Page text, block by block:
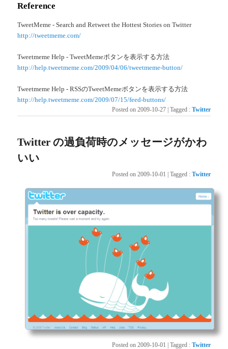
Reference
TweetMeme - Search and Retweet the Hottest Stories on Twitter
http://tweetmeme.com/
Tweetmeme Help - TweetMemeボタンを表示する方法
http://help.tweetmeme.com/2009/04/06/tweetmeme-button/
Tweetmeme Help - RSSのTweetMemeボタンを表示する方法
http://help.tweetmeme.com/2009/07/15/feed-buttons/
Posted on 2009-10-27 Tagged : Twitter
Twitter の過負荷時のメッセージがかわ
いい
Posted on 2009-10-01 | Tagged : Twitter
Posted on 2009-10-01 | Tagged : Twitter